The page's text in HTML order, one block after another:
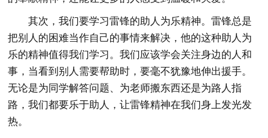
其次，我们要学习雷锋的助人为乐精神。雷锋总是
把别人的困难当作自己的事情来解决，他的这种助人为
乐的精神值得我们学习。我们应该学会关注身边的人和
事，当看到别人需要帮助时，要毫不犹豫地伸出援手。
无论是为同学解答问题、为老师搬东西还是为路人指
路，我们都要乐于助人，让雷锋精神在我们身上发光发
热。